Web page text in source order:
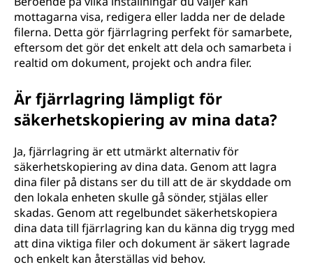
mottagarna visa, redigera eller ladda ner de delade
filerna. Detta gör fjärrlagring perfekt för samarbete,
eftersom det gör det enkelt att dela och samarbeta i
realtid om dokument, projekt och andra filer.
Är fjärrlagring lämpligt för
säkerhetskopiering av mina data?
Ja, fjärrlagring är ett utmärkt alternativ för
säkerhetskopiering av dina data. Genom att lagra
dina filer på distans ser du till att de är skyddade om
den lokala enheten skulle gå sönder, stjälas eller
skadas. Genom att regelbundet säkerhetskopiera
dina data till fjärrlagring kan du känna dig trygg med
att dina viktiga filer och dokument är säkert lagrade
och enkelt kan återställas vid behov.